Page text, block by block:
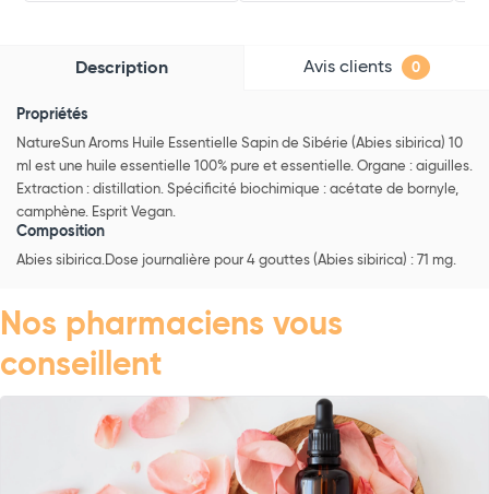
Description Avis clients 0
Propriétés
NatureSun Aroms Huile Essentielle Sapin de Sibérie (Abies sibirica) 10
ml est une huile essentielle 100% pure et essentielle. Organe : aiguilles.
Extraction : distillation. Spécificité biochimique : acétate de bornyle,
camphène. Esprit Vegan.
Composition
Abies sibirica.Dose journalière pour 4 gouttes (Abies sibirica) : 71 mg.
Nos pharmaciens vous
conseillent